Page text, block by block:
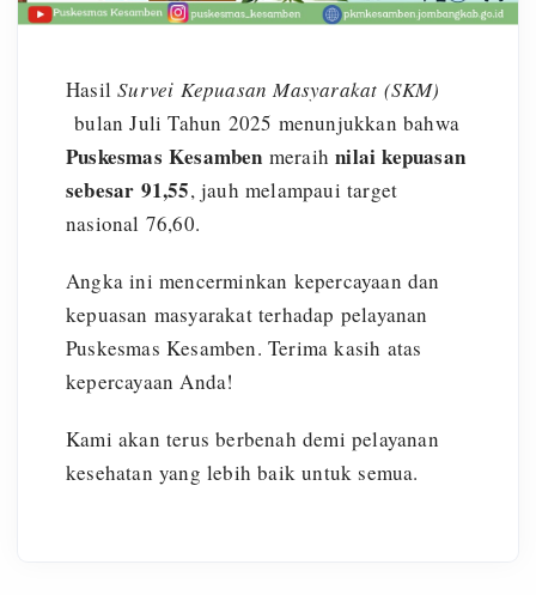
HasilSurvei Kepuasan Masyarakat (SKM)
bulan Juli Tahun 2025 menunjukkan bahwa
Puskesmas Kesamben meraihnilai kepuasan
sebesar 91,55, jauh melampaui target
nasional 76,60.
Angka ini mencerminkan kepercayaan dan
kepuasan masyarakat terhadap pelayanan
Puskesmas Kesamben. Terima kasih atas
kepercayaan Anda!
Kami akan terus berbenah demi pelayanan
kesehatan yang lebih baik untuk semua.